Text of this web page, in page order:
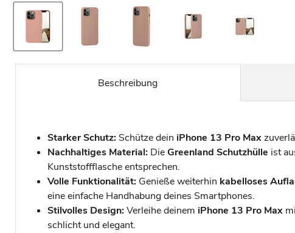
Beschreibung
Starker Schutz: Schütze dein iPhone 13 Pro Max
Nachhaltiges Material: DieGreenland Schutzhülle ist
Kunststoffflasche entsprechen.
Volle Funktionalität: Genieße weiterhin kabelloses
eine einfache Handhabung deines Smartphones.
Stilvolles Design:Verleihe deinem iPhone 13 Pro Max
schlicht und elegant.